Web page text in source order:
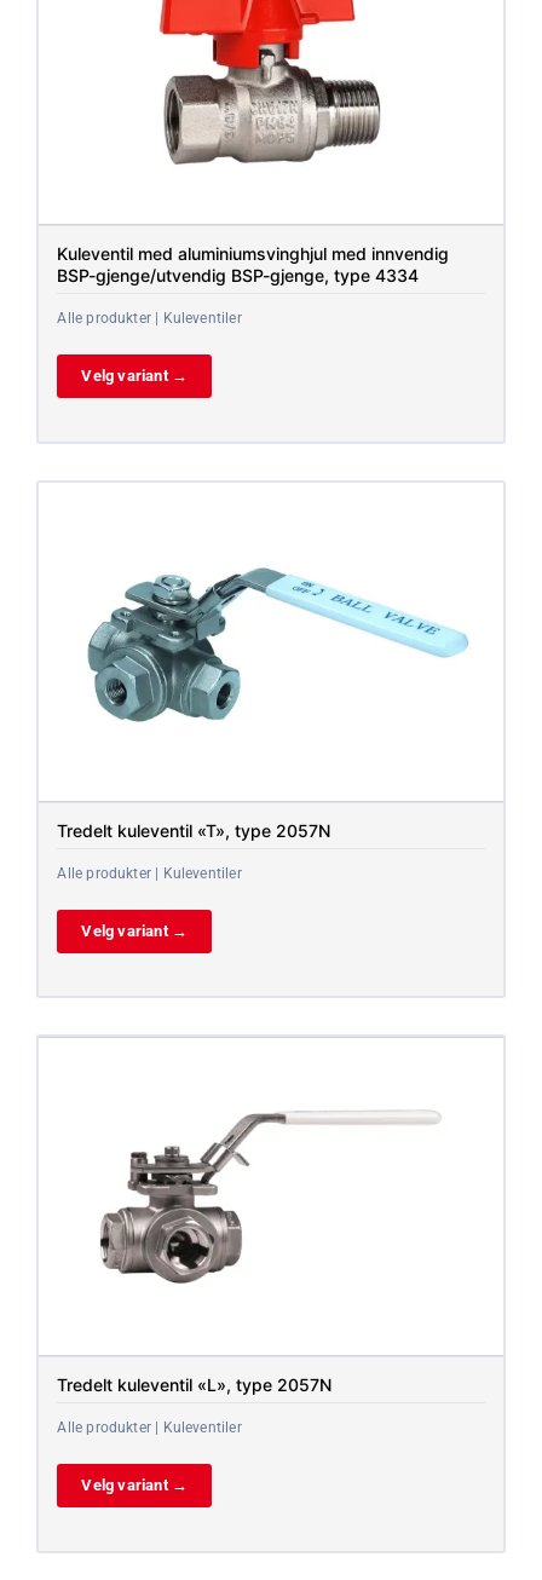
Kuleventil med aluminiumsvinghjul med innvendig
BSP-gjenge/utvendig BSP-gjenge, type 4334
Alle produkter | Kuleventiler
Velg variant →
Tredelt kuleventil «T», type 2057N
Alle produkter | Kuleventiler
Velg variant →
Tredelt kuleventil «L», type 2057N
Alle produkter | Kuleventiler
Velg variant →